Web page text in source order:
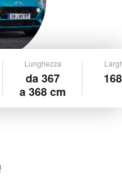
Lunghezza
da 367
a 368 cm